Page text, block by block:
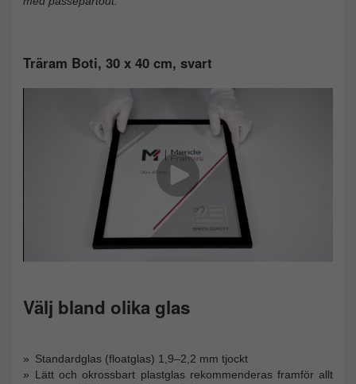
Träram Boti, 30 x 40 cm, svart
Välj bland olika glas
Standardglas (floatglas) 1,9–2,2 mm tjockt
Lätt och okrossbart plastglas rekommenderas framför allt